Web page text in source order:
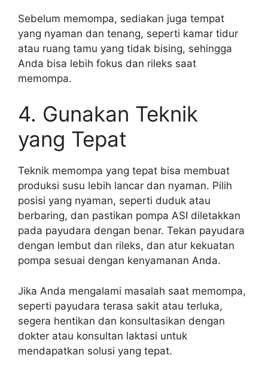
Sebelum memompa, sediakan juga tempat
yang nyaman dan tenang, seperti kamar tidur
atau ruang tamu yang tidak bising, sehingga
Anda bisa lebih fokus dan rileks saat
memompa.
4. Gunakan Teknik
yang Tepat
Teknik memompa yang tepat bisa membuat
produksi susu lebih lancar dan nyaman. Pilih
posisi yang nyaman, seperti duduk atau
berbaring, dan pastikan pompa ASI diletakkan
pada payudara dengan benar. Tekan payudara
dengan lembut dan rileks, dan atur kekuatan
pompa sesuai dengan kenyamanan Anda.
Jika Anda mengalami masalah saat memompa,
seperti payudara terasa sakit atau terluka,
segera hentikan dan konsultasikan dengan
dokter atau konsultan laktasi untuk
mendapatkan solusi yang tepat.